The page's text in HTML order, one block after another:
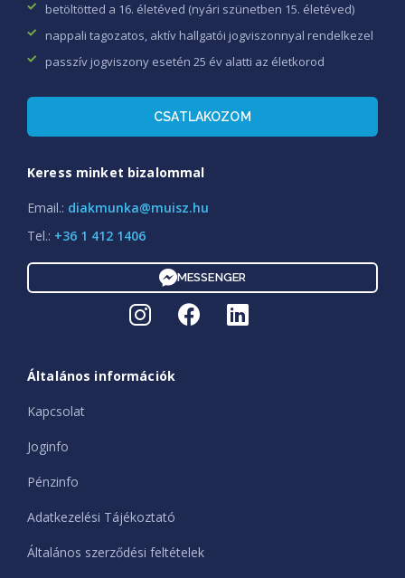
betöltötted a 16. életéved (nyári szünetben 15. életéved)
nappali tagozatos, aktív hallgatói jogviszonnyal rendelkezel
passzív jogviszony esetén 25 év alatti az életkorod
CSATLAKOZOM
Keress minket bizalommal
Email.: diakmunka@muisz.hu
Tel.: +36 1 412 1406
MESSENGER
Általános információk
Kapcsolat
Joginfo
Pénzinfo
Adatkezelési Tájékoztató
Általános szerződési feltételek